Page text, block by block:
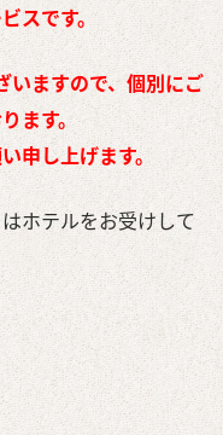
スです。
いますので、個別にご
ます。
申し上げます。
ホテルをお受けして